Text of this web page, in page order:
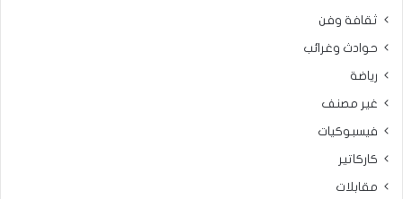
ثقافة وفن
حوادث وغرائب
رياضة
غير مصنف
فيسبوكيات
كاركاتير
مقابلات